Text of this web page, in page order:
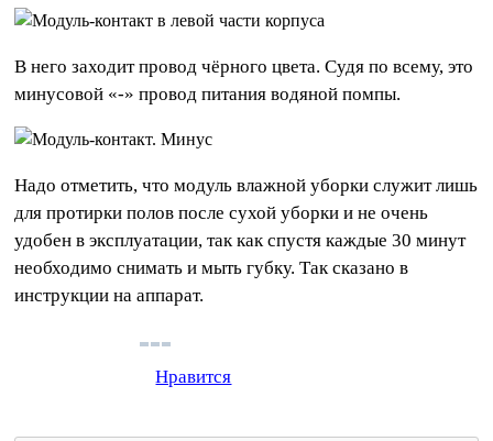
В него заходит провод чёрного цвета. Судя по всему, это
минусовой «-» провод питания водяной помпы.
Надо отметить, что модуль влажной уборки служит лишь
для протирки полов после сухой уборки и не очень
удобен в эксплуатации, так как спустя каждые 30 минут
необходимо снимать и мыть губку. Так сказано в
инструкции на аппарат.
Нравится